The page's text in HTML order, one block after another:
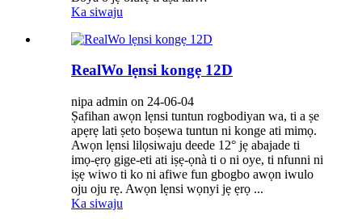
Ka siwaju
RealWo lẹnsi kongẹ 12D
nipa admin on 24-06-04
Ṣafihan awọn lẹnsi tuntun rogbodiyan wa, ti a ṣe
apẹrẹ lati ṣeto boṣewa tuntun ni konge ati mimọ.
Awọn lẹnsi lilọsiwaju deede 12° jẹ abajade ti
imọ-ẹrọ gige-eti ati iṣẹ-ọnà ti o ni oye, ti nfunni ni
iṣẹ wiwo ti ko ni afiwe fun gbogbo awọn iwulo
oju oju rẹ. Awọn lẹnsi wọnyi jẹ ẹrọ ...
Ka siwaju